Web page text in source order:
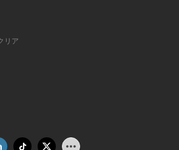
リア